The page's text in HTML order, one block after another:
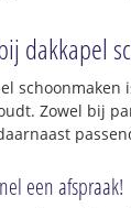
dakkapel
Zowel bij
een afspraak!